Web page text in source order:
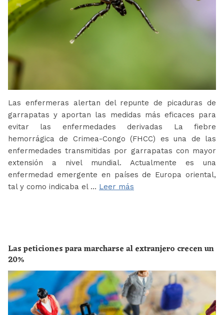
Las enfermeras alertan del repunte de picaduras de
garrapatas y aportan las medidas más eficaces para
evitar las enfermedades derivadas La fiebre
hemorrágica de Crimea-Congo (FHCC) es una de las
enfermedades transmitidas por garrapatas con mayor
extensión a nivel mundial. Actualmente es una
enfermedad emergente en países de Europa oriental,
tal y como indicaba el … Leer más
Las peticiones para marcharse al extranjero crecen un
20%